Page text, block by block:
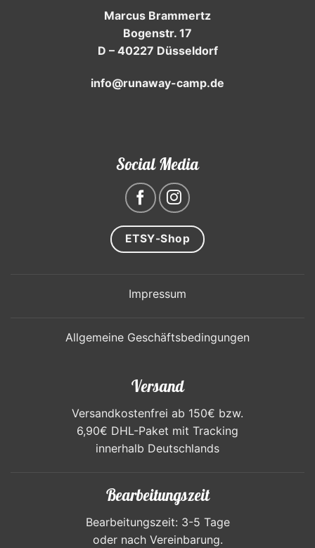
Marcus Brammertz
Bogenstr. 17
D – 40227 Düsseldorf
info@runaway-camp.de
Social Media
ETSY-Shop
Impressum
Allgemeine Geschäftsbedingungen
Versand
Versandkostenfrei ab 150€ bzw.
6,90€ DHL-Paket mit Tracking
innerhalb Deutschlands
Bearbeitungszeit
Bearbeitungszeit: 3-5 Tage
oder nach Vereinbarung.